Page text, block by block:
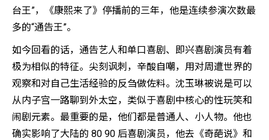
台王”，《康熙来了》停播前的三年，他是连续参演次数最
多的“通告王”。
如今回看的话，通告艺人和单口喜剧、即兴喜剧演员有着
极为相似的特征。尖刻讽刺，辛酸自嘲，用对周遭世界的
观察和对自己生活经验的反刍做佐料。沈玉琳被说是可以
从内子宫一路聊到外太空，类似于喜剧中核心的性玩笑和
闹剧元素。最重要的是，他们都是普通人、小人物。他也
确实影响了大陆的 80 90 后喜剧演员，他去《奇葩说》和